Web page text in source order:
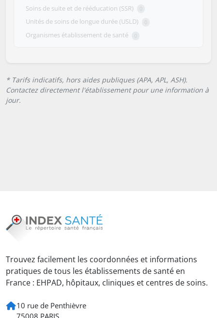
Soins de suite et de rééducation (SSR) 0
Unités de soins de longue durée (USLD) 0
Organismes établissement de santé 0
* Tarifs indicatifs, hors aides publiques (APA, APL, ASH).
Contactez directement l'établissement pour une information à
jour.
Trouvez facilement les coordonnées et informations
pratiques de tous les établissements de santé en
France : EHPAD, hôpitaux, cliniques et centres de soins.
10 rue de Penthièvre